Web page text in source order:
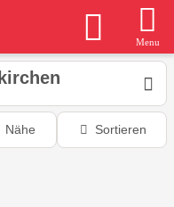
Menu
Nähe Sortieren